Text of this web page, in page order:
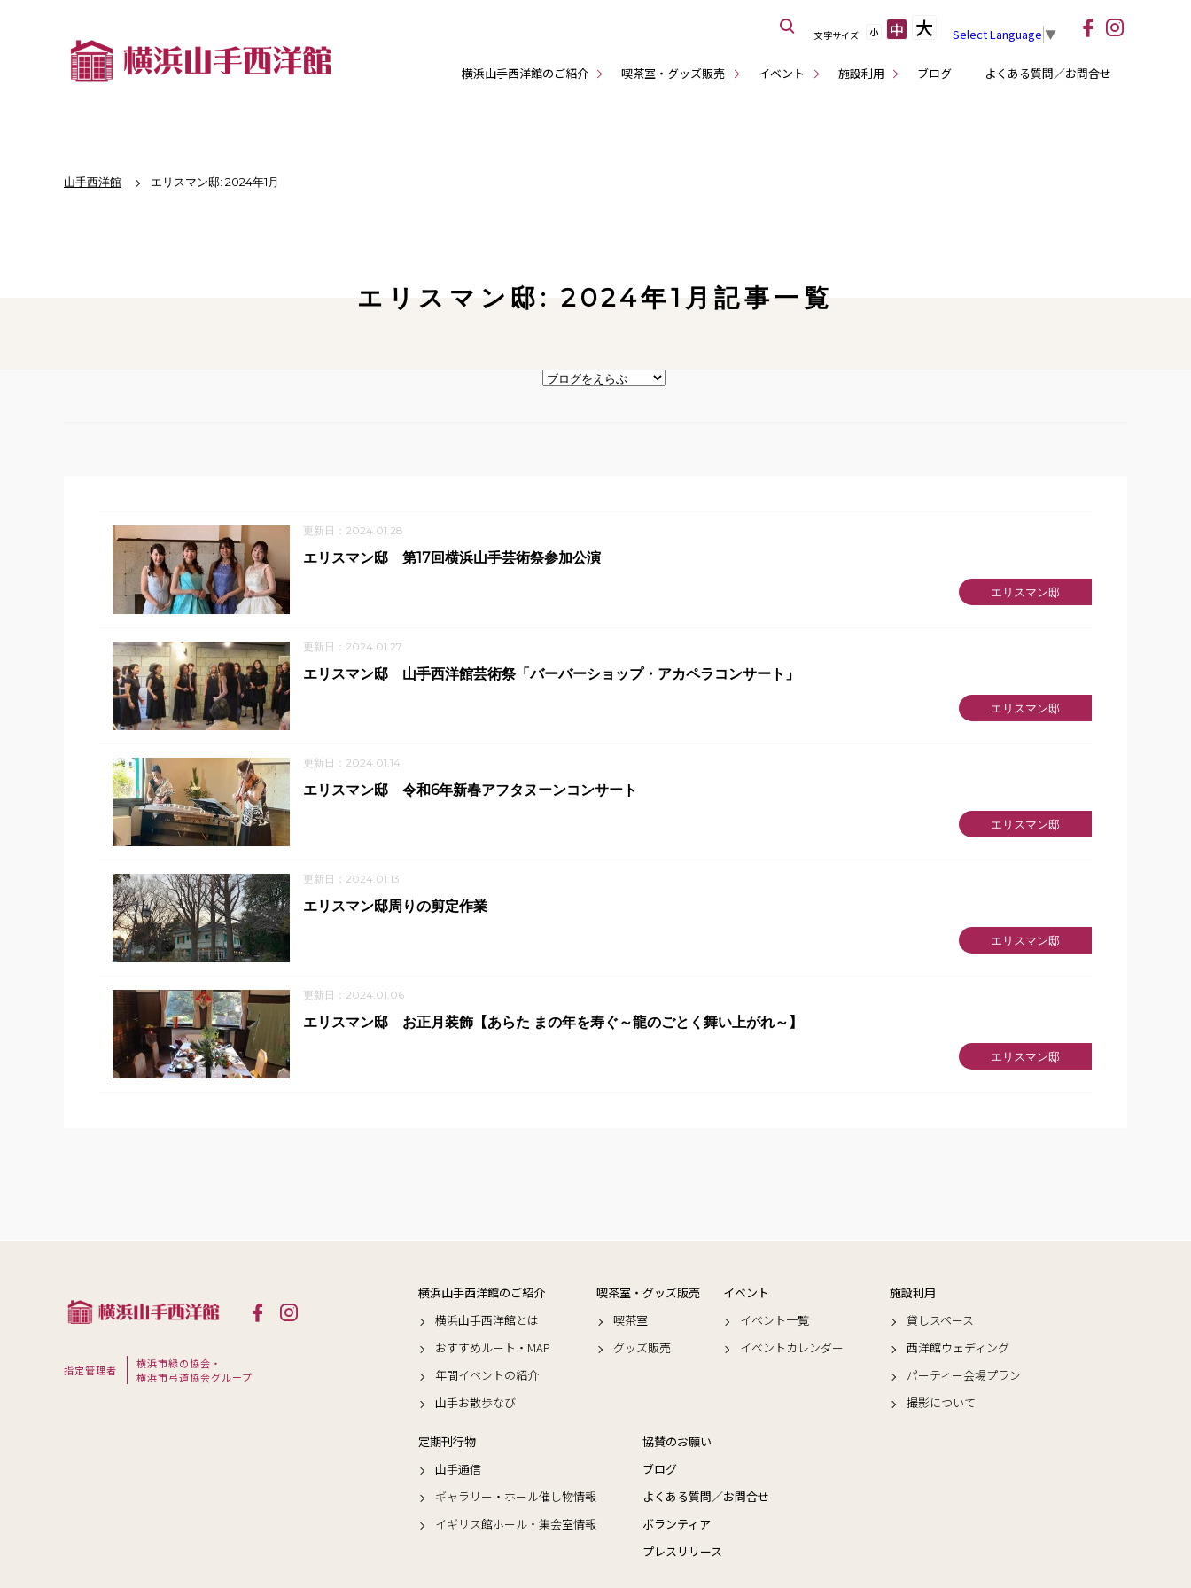
横浜山手西洋館のご紹介 喫茶室・グッズ販売 イベント 施設利用 ブログ よくある質問／お問合せ
文字サイズ 小 中 大 Select Language ▼
山手西洋館 エリスマン邸: 2024年1月
エリスマン邸: 2024年1月記事一覧
更新日：2024.01.28
エリスマン邸
エリスマン邸 第17回横浜山手芸術祭参加公演
更新日：2024.01.27
エリスマン邸
エリスマン邸 山手西洋館芸術祭「バーバーショップ・アカペラコンサート」
更新日：2024.01.14
エリスマン邸
エリスマン邸 令和6年新春アフタヌーンコンサート
更新日：2024.01.13
エリスマン邸
エリスマン邸周りの剪定作業
更新日：2024.01.06
エリスマン邸
エリスマン邸 お正月装飾【あらた まの年を寿ぐ～龍のごとく舞い上がれ～】
指定管理者
横浜市緑の協会・
横浜市弓道協会グループ
横浜山手西洋館のご紹介
横浜山手西洋館とは
おすすめルート・MAP
年間イベントの紹介
山手お散歩なび
喫茶室・グッズ販売
喫茶室
グッズ販売
イベント
イベント一覧
イベントカレンダー
施設利用
貸しスペース
西洋館ウェディング
パーティー会場プラン
撮影について
定期刊行物
山手通信
ギャラリー・ホール催し物情報
イギリス館ホール・集会室情報
協賛のお願い
ブログ
よくある質問／お問合せ
ボランティア
プレスリリース